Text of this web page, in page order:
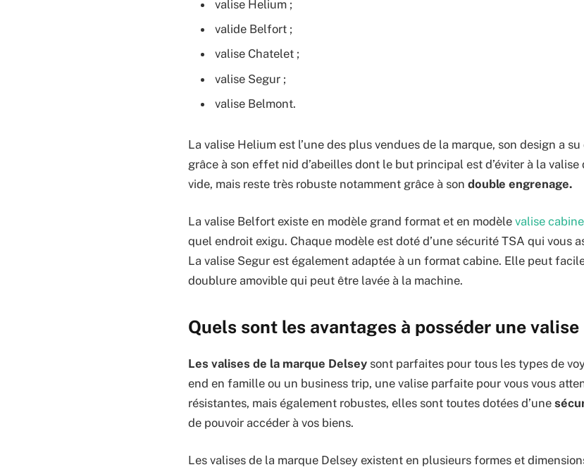
valise Helium ;
valide Belfort ;
valise Chatelet ;
valise Segur ;
valise Belmont.
La valise Helium est l’une des plus vendues de la marque, son design a
grâce à son effet nid d’abeilles dont le but principal est d’éviter à la valise
vide, mais reste très robuste notamment grâce à son double engrenage.
La valise Belfort existe en modèle grand format et en modèle valise cabine
quel endroit exigu. Chaque modèle est doté d’une sécurité TSA qui vous
La valise Segur est également adaptée à un format cabine. Elle peut
doublure amovible qui peut être lavée à la machine.
Quels sont les avantages à posséder une valise
Les valises de la marque Delsey sont parfaites pour tous les types de
end en famille ou un business trip, une valise parfaite pour vous vous
résistantes, mais également robustes, elles sont toutes dotées d’une
de pouvoir accéder à vos biens.
Les valises de la marque Delsey existent en plusieurs formes et